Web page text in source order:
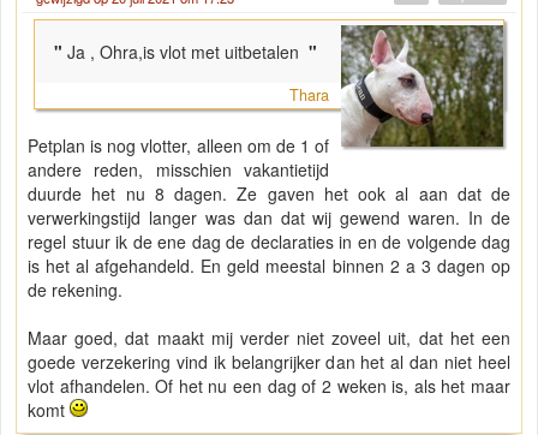
" Ja , Ohra,is vlot met uitbetalen "
Thara
Petplan is nog vlotter, alleen om de 1 of
andere reden, misschien vakantietijd
duurde het nu 8 dagen. Ze gaven het ook al aan dat de
verwerkingstijd langer was dan dat wij gewend waren. In de
regel stuur ik de ene dag de declaraties in en de volgende dag
is het al afgehandeld. En geld meestal binnen 2 a 3 dagen op
de rekening.
Maar goed, dat maakt mij verder niet zoveel uit, dat het een
goede verzekering vind ik belangrijker dan het al dan niet heel
vlot afhandelen. Of het nu een dag of 2 weken is, als het maar
komt